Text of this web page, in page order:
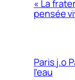
« La
pensée
Paris j.o
l’eau